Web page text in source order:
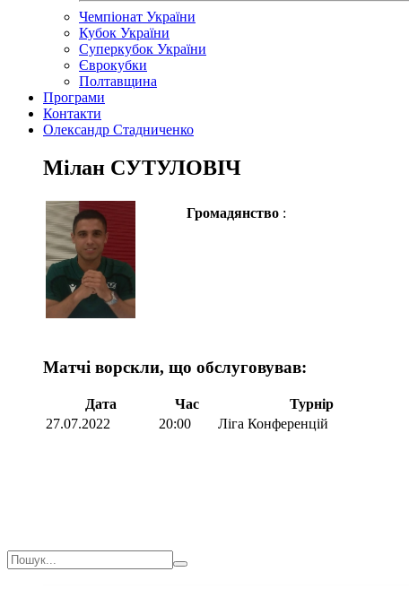
Чемпіонат України
Кубок України
Суперкубок України
Єврокубки
Полтавщина
Програми
Контакти
Олександр Стадниченко
Мілан СУТУЛОВІЧ
Громадянство :
Матчі ворскли, що обслуговував:
Дата Час Турнір
27.07.2022
20:00 Ліга Конференцій